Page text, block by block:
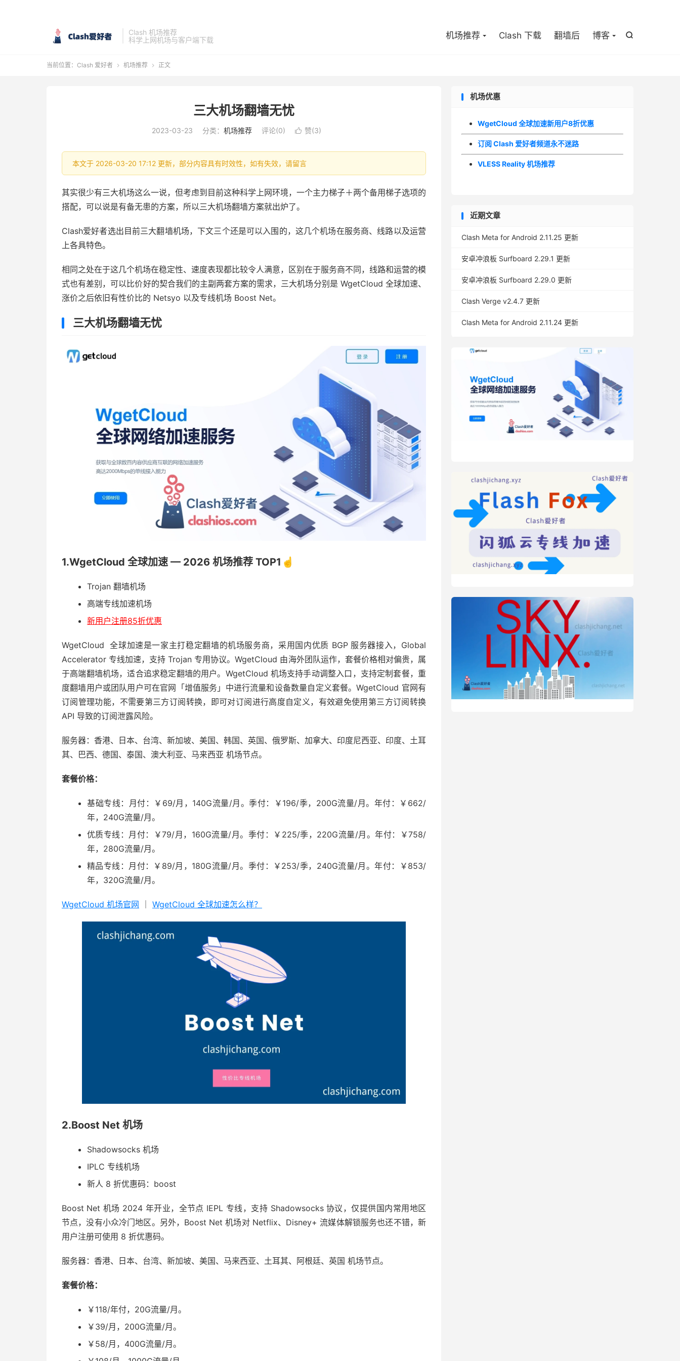
Clash 机场推荐
科学上网机场与客户端下载

机场推荐 Clash 下载 翻墙后 博客
当前位置： Clash 爱好者  机场推荐  正文
三大机场翻墙无忧
2023-03-23 分类： 机场推荐 评论(0)  赞(3)
本文于 2026-03-20 17:12 更新，部分内容具有时效性，如有失效，请留言
其实很少有三大机场这么一说，但考虑到目前这种科学上网环境，一个主力梯子＋两个备用梯子选项的
搭配，可以说是有备无患的方案，所以三大机场翻墙方案就出炉了。
Clash爱好者选出目前三大翻墙机场，下文三个还是可以入围的，这几个机场在服务商、线路以及运营
上各具特色。
相同之处在于这几个机场在稳定性、速度表现都比较令人满意，区别在于服务商不同，线路和运营的模
式也有差别，可以比价好的契合我们的主副两套方案的需求，三大机场分别是 WgetCloud 全球加速、
涨价之后依旧有性价比的 Netsyo 以及专线机场 Boost Net。
三大机场翻墙无忧
1.WgetCloud 全球加速 — 2026 机场推荐 TOP1☝️
Trojan 翻墙机场
高端专线加速机场
新用户注册85折优惠
WgetCloud 全球加速是一家主打稳定翻墙的机场服务商，采用国内优质 BGP 服务器接入，Global
Accelerator 专线加速，支持 Trojan 专用协议。WgetCloud 由海外团队运作，套餐价格相对偏贵，属
于高端翻墙机场，适合追求稳定翻墙的用户。WgetCloud 机场支持手动调整入口，支持定制套餐，重
度翻墙用户或团队用户可在官网「增值服务」中进行流量和设备数量自定义套餐。WgetCloud 官网有
订阅管理功能，不需要第三方订阅转换，即可对订阅进行高度自定义，有效避免使用第三方订阅转换
API 导致的订阅泄露风险。
服务器：香港、日本、台湾、新加坡、美国、韩国、英国、俄罗斯、加拿大、印度尼西亚、印度、土耳
其、巴西、德国、泰国、澳大利亚、马来西亚 机场节点。
套餐价格：
基础专线：月付：￥69/月，140G流量/月。季付：￥196/季，200G流量/月。年付：￥662/
年，240G流量/月。
优质专线：月付：￥79/月，160G流量/月。季付：￥225/季，220G流量/月。年付：￥758/
年，280G流量/月。
精品专线：月付：￥89/月，180G流量/月。季付：￥253/季，240G流量/月。年付：￥853/
年，320G流量/月。
WgetCloud 机场官网 WgetCloud 全球加速怎么样？
2.Boost Net 机场
Shadowsocks 机场
IPLC 专线机场
新人 8 折优惠码：boost
Boost Net 机场 2024 年开业，全节点 IEPL 专线，支持 Shadowsocks 协议，仅提供国内常用地区
节点，没有小众冷门地区。另外，Boost Net 机场对 Netflix、Disney+ 流媒体解锁服务也还不错，新
用户注册可使用 8 折优惠码。
服务器：香港、日本、台湾、新加坡、美国、马来西亚、土耳其、阿根廷、英国 机场节点。
套餐价格：
￥118/年付，20G流量/月。
￥39/月，200G流量/月。
￥58/月，400G流量/月。
机场优惠
WgetCloud 全球加速新用户8折优惠
订阅 Clash 爱好者频道永不迷路
VLESS Reality 机场推荐
近期文章
Clash Meta for Android 2.11.25 更新
安卓冲浪板 Surfboard 2.29.1 更新
安卓冲浪板 Surfboard 2.29.0 更新
Clash Verge v2.4.7 更新
Clash Meta for Android 2.11.24 更新